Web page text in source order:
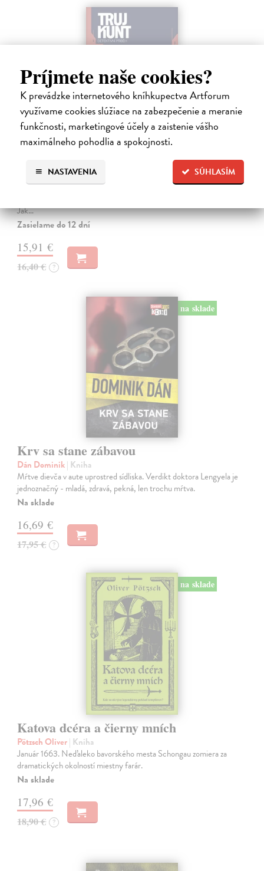
Príjmete naše cookies?
K prevádzke internetového kníhkupectva Artforum
využívame cookies slúžiace na zabezpečenie a meranie
funkčnosti, marketingové účely a zaistenie vášho
maximálneho pohodlia a spokojnosti.
SÚHLASÍM
NASTAVENIA
Tramwaj na Sachsenberg
Tramwaj Cafe je kavárna v polském Těšíně a zároveň místo, kde se
sbíhají všechny nitky související s dalším brutálním zločinem, který
Jak…
Zasielame do 12 dní
15,91 €
16,40 € ?
na sklade
Krv sa stane zábavou
Dán Dominik| Kniha
Mŕtve dievča v aute uprostred sídliska. Verdikt doktora Lengyela je
jednoznačný - mladá, zdravá, pekná, len trochu mŕtva.
Na sklade
16,69 €
17,95 € ?
na sklade
Katova dcéra a čierny mních
Pötzsch Oliver| Kniha
Január 1663. Neďaleko bavorského mesta Schongau zomiera za
dramatických okolností miestny farár.
Na sklade
17,96 €
18,90 € ?